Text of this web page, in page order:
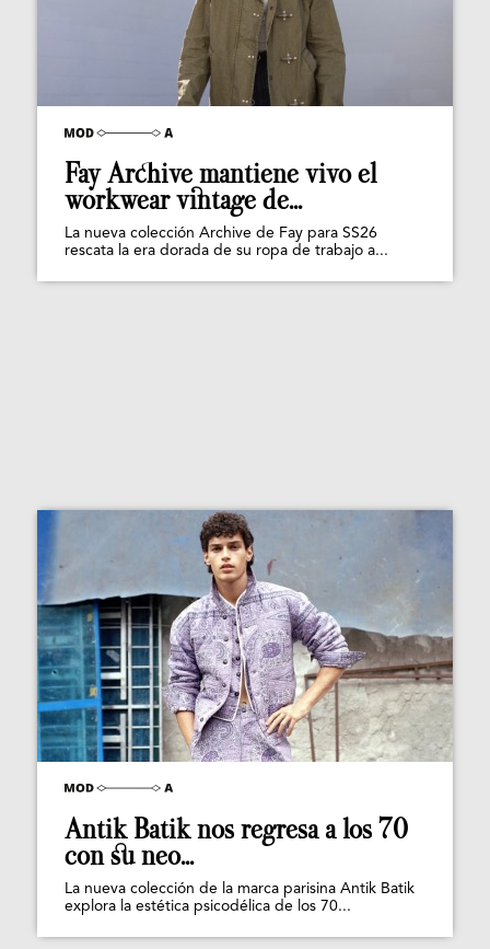
Fay Archive mantiene vivo el
workwear vintage de...
La nueva colección Archive de Fay para SS26
rescata la era dorada de su ropa de trabajo a...
Antik Batik nos regresa a los 70
con su neo...
La nueva colección de la marca parisina Antik Batik
explora la estética psicodélica de los 70...